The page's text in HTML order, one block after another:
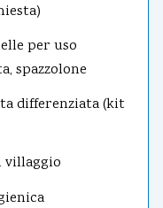
per uso
spazzolone
differenziata (kit
villaggio